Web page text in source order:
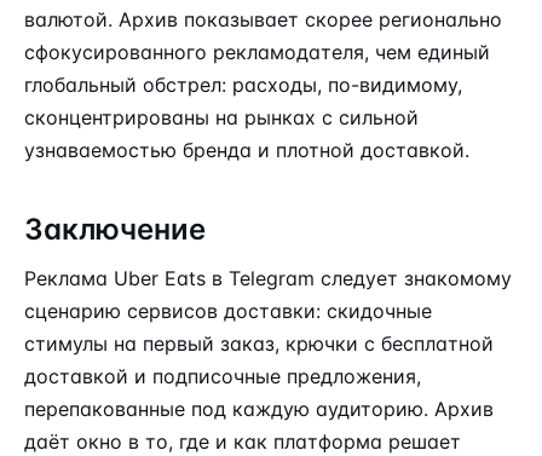
валютой. Архив показывает скорее регионально
сфокусированного рекламодателя, чем единый
глобальный обстрел: расходы, по-видимому,
сконцентрированы на рынках с сильной
узнаваемостью бренда и плотной доставкой.
Заключение
Реклама Uber Eats в Telegram следует знакомому
сценарию сервисов доставки: скидочные
стимулы на первый заказ, крючки с бесплатной
доставкой и подписочные предложения,
перепакованные под каждую аудиторию. Архив
даёт окно в то, где и как платформа решает